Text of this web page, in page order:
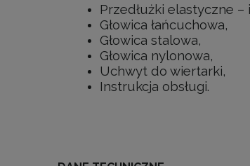
Przedłużki elastyczne –
Głowica łańcuchowa,
Głowica stalowa,
Głowica nylonowa,
Uchwyt do wiertarki,
Instrukcja obsługi.